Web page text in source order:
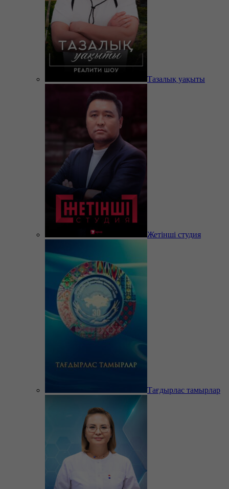
Тазалық уақыты
Жетінші студия
Тағдырлас тамырлар